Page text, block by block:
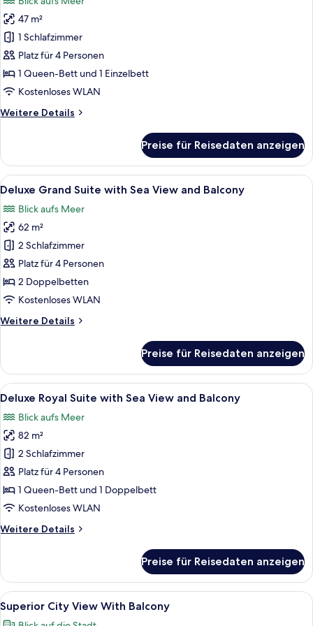
View
and
Balcony
für
Deluxe
Family
Duplex
Suite
with
View
anzeigen
47 m²
1 Schlafzimmer
Platz für 4 Personen
1 Queen-Bett und 1 Einzelbett
Kostenloses WLAN
Weitere Details
Weitere
Family
Duplex
Suite
Sea
View
and
Balcony
Preise für Reisedaten anzeigen
Alle
Fotos
für
Deluxe
Grand
Suite
with
Sea
and
Ein modernes Wohnzimmer mit einer
6
Deluxe Grand Suite with Sea View and Balcony
Blick aufs Meer
62 m²
2 Schlafzimmer
Platz für 4 Personen
2 Doppelbetten
Kostenloses WLAN
Weitere Details
Weitere
Grand
Suite
with
View
and
Balcony
Preise für Reisedaten anzeigen
Alle
Fotos
für
Deluxe
Royal
Suite
with
Sea
and
Ein modernes Wohnzimmer mit
7
Deluxe Royal Suite with Sea View and Balcony
Blick aufs Meer
82 m²
2 Schlafzimmer
Platz für 4 Personen
1 Queen-Bett und 1 Doppelbett
Kostenloses WLAN
Weitere Details
Weitere
Royal
Suite
with
Sea
Preise für Reisedaten anzeigen
Alle
Fotos
Ein modernes Hotelzimmer mit
6
Superior City View With Balcony